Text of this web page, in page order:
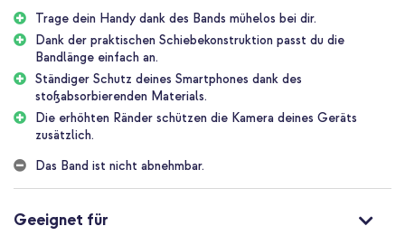
besteht aus weichem festem Material. Damit trägst du dein Handy
komfortabel, ohne dass es dir weh tut. Mit der praktischen
Schiebekonstruktion passt du die Bandlänge einfach an. Mach das
Band lang, wenn du es quer über der Brust tragen willst, oder kurz,
wenn du es lieber ums Handgelenk trägst.
Stilvolles Design
Wenn du auf einem Festival tanzt, einen Tag am Strand genießt
oder die Hülle trägst, während du zu Hause beschäftigt bist:
Trage dein Smartphone als Accessoire, das sich sehen lassen kann.
Die Hülle mit Band im Silikondesign ist stilvoll bedruckt: Du wählst
das Design aus, das zu dir passt, und rundest dein Outfit damit ab.
Trage dein Handy dank des Bands mühelos bei dir.
Dank der praktischen Schiebekonstruktion passt du die
Bandlänge einfach an.
Ständiger Schutz deines Smartphones dank des
stoßabsorbierenden Materials.
Die erhöhten Ränder schützen die Kamera deines Geräts
zusätzlich.
Das Band ist nicht abnehmbar.
Geeignet für